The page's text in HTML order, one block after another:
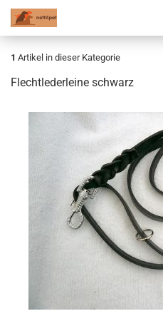
1 Artikel in dieser Kategorie
Flechtlederleine schwarz